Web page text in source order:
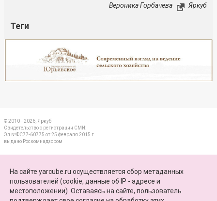
Вероника Горбачева Яркуб
Теги
© 2010—2026, Яркуб
Свидетельство о регистрации СМИ:
Эл №ФС77-60775 от 25 февраля 2015 г.
выдано Роскомнадзором
ПАРТНЕРЫ
На сайте yarcube.ru осуществляется сбор метаданных
пользователей (cookie, данные об IP - адресе и
местоположении). Оставаясь на сайте, пользователь